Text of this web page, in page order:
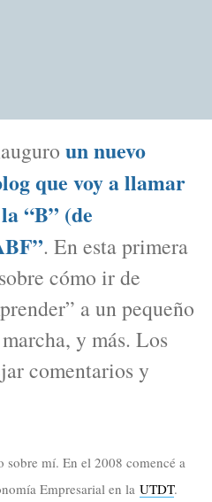
un nuevo
que voy a llamar
“B” (de
. En esta primera
cómo ir de
a un pequeño
y más. Los
comentarios y
sobre mí. En el 2008 comencé a
Empresarial en la UTDT.